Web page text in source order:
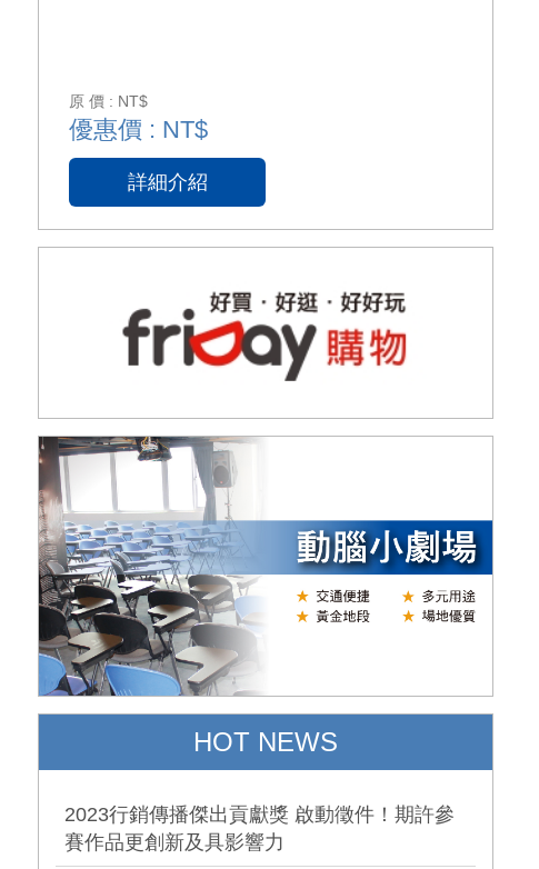
原 價 : NT$
優惠價 : NT$
詳細介紹
HOT NEWS
2023行銷傳播傑出貢獻獎 啟動徵件！期許參
賽作品更創新及具影響力